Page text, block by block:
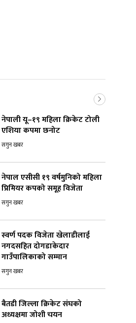
नेपाली यू–१९ महिला क्रिकेट टोली
एशिया कपमा छनोट
सगुन खबर
नेपाल एसीसी १९ वर्षमुनिको महिला
प्रिमियर कपको समूह विजेता
सगुन खबर
स्वर्ण पदक विजेता खेलाडीलाई
नगदसहित दोगडाकेदार
गाउँपालिकाको सम्मान
सगुन खबर
बैतडी जिल्ला क्रिकेट संघको
अध्यक्षमा जोशी चयन